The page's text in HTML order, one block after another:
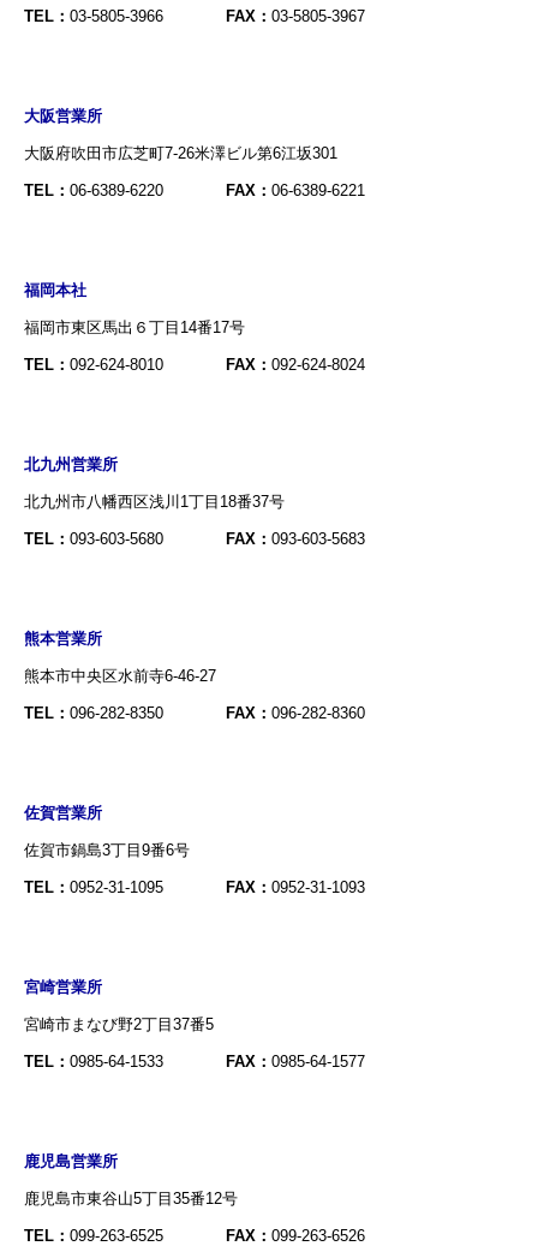
TEL： 03-5805-3966 FAX： 03-5805-3967
大阪営業所
大阪府吹田市広芝町7-26米澤ビル第6江坂301
TEL： 06-6389-6220 FAX： 06-6389-6221
福岡本社
福岡市東区馬出６丁目14番17号
TEL： 092-624-8010 FAX： 092-624-8024
北九州営業所
北九州市八幡西区浅川1丁目18番37号
TEL： 093-603-5680 FAX： 093-603-5683
熊本営業所
熊本市中央区水前寺6-46-27
TEL： 096-282-8350 FAX： 096-282-8360
佐賀営業所
佐賀市鍋島3丁目9番6号
TEL： 0952-31-1095 FAX： 0952-31-1093
宮崎営業所
宮崎市まなび野2丁目37番5
TEL： 0985-64-1533 FAX： 0985-64-1577
鹿児島営業所
鹿児島市東谷山5丁目35番12号
TEL： 099-263-6525 FAX： 099-263-6526